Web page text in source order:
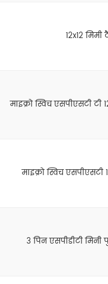
12x12
माइक्रो स्विच एसपीएसटी
माइक्रो स्विच एसपीएसटी
3 पिन एसपीडीटी मिनी